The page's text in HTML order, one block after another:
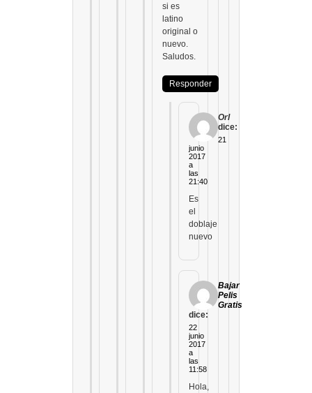
si es
latino
original o
nuevo.
Saludos.
Responder
Orl
dice:
21
junio
2017
a
las
21:40
Es
el
doblaje
nuevo
Bajar
Pelis
Gratis
dice:
22
junio
2017
a
las
11:58
Hola,